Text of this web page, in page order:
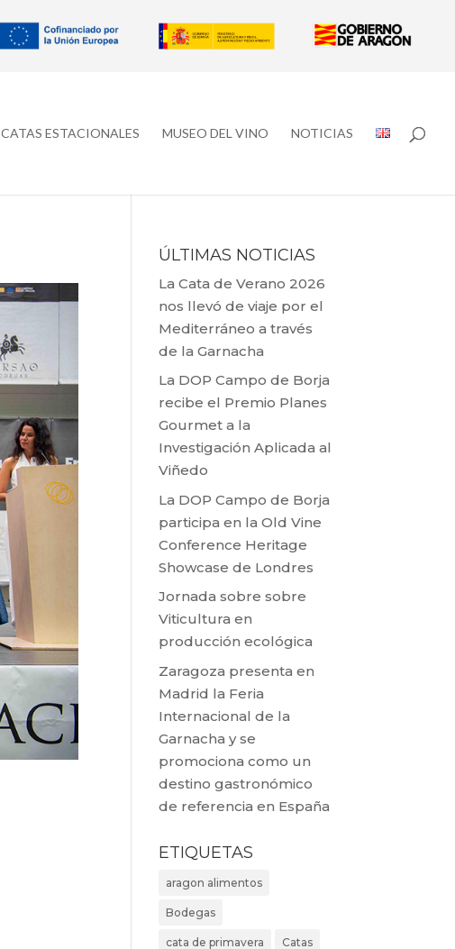
CATAS ESTACIONALES MUSEO DEL VINO NOTICIAS
ÚLTIMAS NOTICIAS
La Cata de Verano 2026
nos llevó de viaje por el
Mediterráneo a través
de la Garnacha
La DOP Campo de Borja
recibe el Premio Planes
Gourmet a la
Investigación Aplicada al
Viñedo
La DOP Campo de Borja
participa en la Old Vine
Conference Heritage
Showcase de Londres
Jornada sobre sobre
Viticultura en
producción ecológica
Zaragoza presenta en
Madrid la Feria
Internacional de la
Garnacha y se
promociona como un
destino gastronómico
de referencia en España
ETIQUETAS
aragon alimentos
Bodegas
cata de primavera Catas